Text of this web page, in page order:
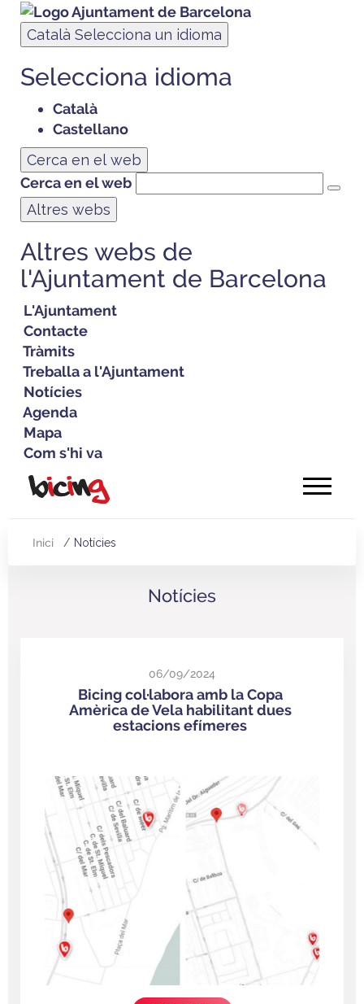
Català Selecciona un idioma
Selecciona idioma
Català
Castellano
Cerca en el web
Cerca en el web
Altres webs
Altres webs de
l'Ajuntament de Barcelona
L'Ajuntament
Contacte
Tràmits
Treballa a l'Ajuntament
Notícies
Agenda
Mapa
Com s'hi va
Vés
Inici Notícies
Notícies
06/09/2024
Bicing col·labora amb la Copa
Amèrica de Vela habilitant dues
estacions efímeres